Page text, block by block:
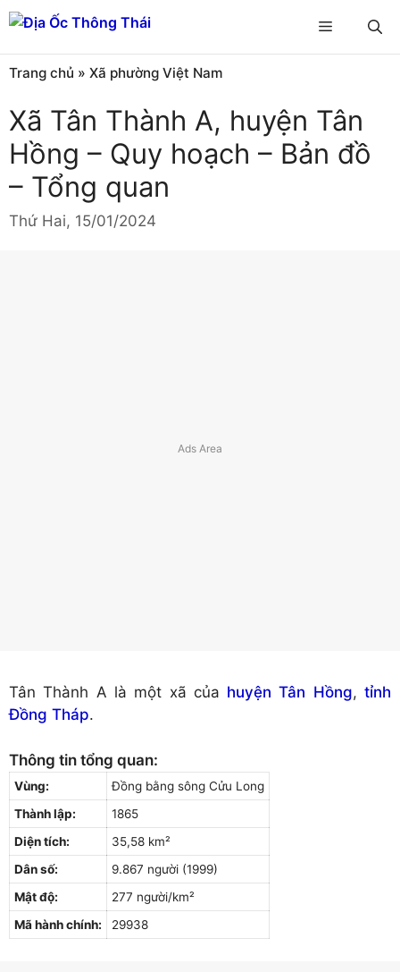
Chuyển
đến
nội
dung
Menu
Trang chủ » Xã phường Việt Nam
Xã Tân Thành A, huyện Tân
Hồng – Quy hoạch – Bản đồ
– Tổng quan
Thứ Hai, 15/01/2024
Tân Thành A là một xã của huyện Tân Hồng,tỉnh
Đồng Tháp.
Thông tin tổng quan:
Vùng:
Đồng bằng sông Cửu Long
Thành lập:
1865
Diện tích:
35,58 km²
Dân số:
9.867 người (1999)
Mật độ:
277 người/km²
Mã hành chính:
29938